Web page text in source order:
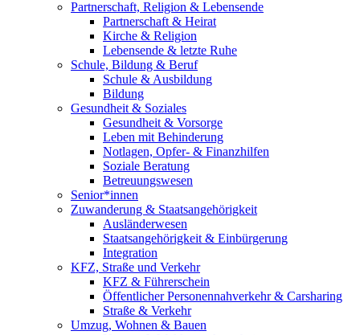
Partnerschaft, Religion & Lebensende
Partnerschaft & Heirat
Kirche & Religion
Lebensende & letzte Ruhe
Schule, Bildung & Beruf
Schule & Ausbildung
Bildung
Gesundheit & Soziales
Gesundheit & Vorsorge
Leben mit Behinderung
Notlagen, Opfer- & Finanzhilfen
Soziale Beratung
Betreuungswesen
Senior*innen
Zuwanderung & Staatsangehörigkeit
Ausländerwesen
Staatsangehörigkeit & Einbürgerung
Integration
KFZ, Straße und Verkehr
KFZ & Führerschein
Öffentlicher Personennahverkehr & Carsharing
Straße & Verkehr
Umzug, Wohnen & Bauen